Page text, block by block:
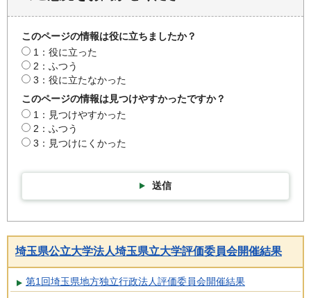
このページの情報は役に立ちましたか？
1：役に立った
2：ふつう
3：役に立たなかった
このページの情報は見つけやすかったですか？
1：見つけやすかった
2：ふつう
3：見つけにくかった
送信
埼玉県公立大学法人埼玉県立大学評価委員会開催結果
第1回埼玉県地方独立行政法人評価委員会開催結果